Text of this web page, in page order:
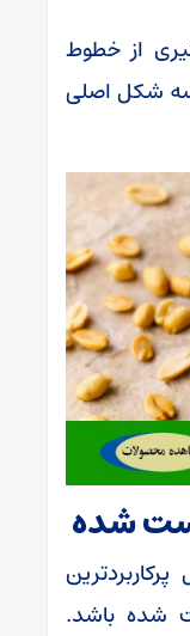
از خطوط
سه شکل اصلی
شده باشد.